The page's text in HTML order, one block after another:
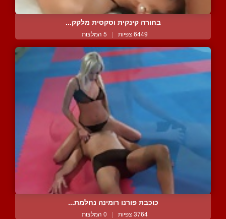
בחורה קינקית וסקסית מלקק...
6449 צפיות | 5 המלצות
כוכבת פורנו רומינה נחלמת...
3764 צפיות | 0 המלצות